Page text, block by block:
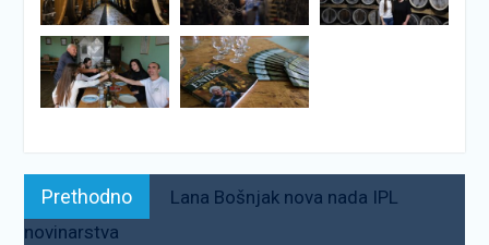
Navigacija
objava
Prethodno Prethodno:
Lana Bošnjak nova nada IPL
novinarstva